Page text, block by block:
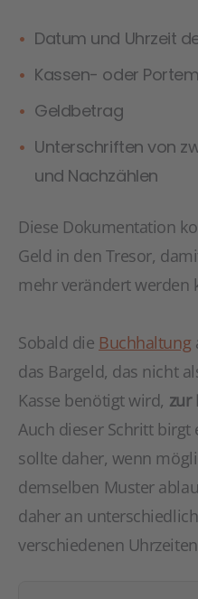
Datum und Uhrzeit
Kassen- oder
Geldbetrag
Unterschriften von
und Nachzählen
Diese Dokumentation
Geld in den Tresor,
mehr verändert werden
Sobald die Buchhaltung
das Bargeld, das nicht
Kasse benötigt wird, zur
Auch dieser Schritt birgt
sollte daher, wenn
demselben Muster
daher an
verschiedenen